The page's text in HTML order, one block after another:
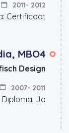
2011- 2012
Certificaat
MBO4
Design
2007- 2011
Diploma: Ja